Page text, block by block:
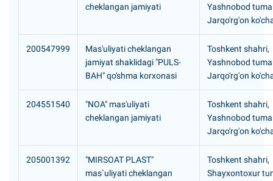
cheklangan jamiyati
Yashnobod
Jarqo'rg'on
200547999
Mas'uliyati cheklangan
jamiyat shaklidagi "PULS-
BAH" qo'shma korxonasi
Toshkent shahri,
Yashnobod
Jarqo'rg'on
204551540
"NOA" mas'uliyati
cheklangan jamiyati
Toshkent shahri,
Yashnobod
Jarqo'rg'on
205001392
"MIRSOAT PLAST"
mas`uliyati cheklangan
Toshkent shahri,
Shayxontoxur